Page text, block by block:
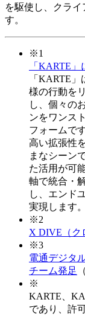
を駆使し、クラ
す。
※1
「KARTE」
「KARTE
様の行動を
し、個々の
ンをワンス
フォームで
高い拡張性
まなシーン
た活用が可
軸で統合・
し、エンド
実現します。
※2
X DIVE（ク
※3
電通デジタ
チーム発足
※
KARTE、
であり、許